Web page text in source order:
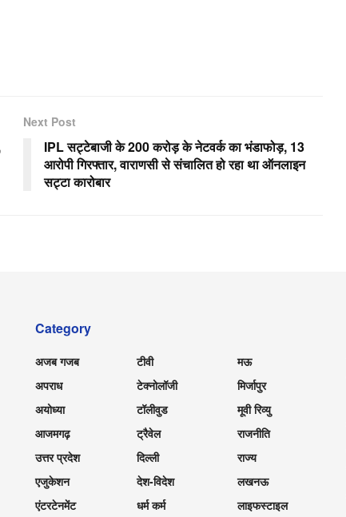
Next Post
IPL सट्टेबाजी के 200 करोड़ के नेटवर्क का भंडाफोड़, 13
आरोपी गिरफ्तार, वाराणसी से संचालित हो रहा था ऑनलाइन
सट्टा कारोबार
Category
अजब गजब
अपराध
अयोध्या
आजमगढ़
उत्तर प्रदेश
एजुकेशन
एंटरटेनमेंट
टीवी
टेक्नोलॉजी
टॉलीवुड
ट्रैवेल
दिल्ली
देश-विदेश
धर्म कर्म
मऊ
मिर्जापुर
मूवी रिव्यु
राजनीति
राज्य
लखनऊ
लाइफस्टाइल